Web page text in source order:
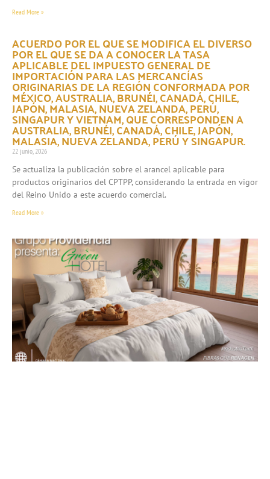
Read More »
ACUERDO POR EL QUE SE MODIFICA EL DIVERSO
POR EL QUE SE DA A CONOCER LA TASA
APLICABLE DEL IMPUESTO GENERAL DE
IMPORTACIÓN PARA LAS MERCANCÍAS
ORIGINARIAS DE LA REGIÓN CONFORMADA POR
MÉXICO, AUSTRALIA, BRUNÉI, CANADÁ, CHILE,
JAPÓN, MALASIA, NUEVA ZELANDA, PERÚ,
SINGAPUR Y VIETNAM, QUE CORRESPONDEN A
AUSTRALIA, BRUNÉI, CANADÁ, CHILE, JAPÓN,
MALASIA, NUEVA ZELANDA, PERÚ Y SINGAPUR.
22 junio, 2026
Se actualiza la publicación sobre el arancel aplicable para
productos originarios del CPTPP, considerando la entrada en vigor
del Reino Unido a este acuerdo comercial.
Read More »